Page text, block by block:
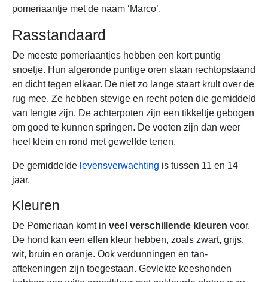
pomeriaantje met de naam ‘Marco’.
Rasstandaard
De meeste pomeriaantjes hebben een kort puntig
snoetje. Hun afgeronde puntige oren staan rechtopstaand
en dicht tegen elkaar. De niet zo lange staart krult over de
rug mee. Ze hebben stevige en recht poten die gemiddeld
van lengte zijn. De achterpoten zijn een tikkeltje gebogen
om goed te kunnen springen. De voeten zijn dan weer
heel klein en rond met gewelfde tenen.
De gemiddelde levensverwachting is tussen 11 en 14
jaar.
Kleuren
De Pomeriaan komt in veel verschillende kleuren voor.
De hond kan een effen kleur hebben, zoals zwart, grijs,
wit, bruin en oranje. Ook verdunningen en tan-
aftekeningen zijn toegestaan. Gevlekte keeshonden